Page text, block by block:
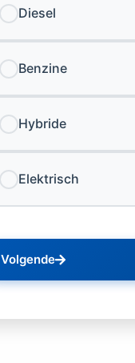
Diesel
Benzine
Hybride
Elektrisch
Volgende